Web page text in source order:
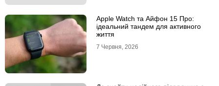
Apple Watch та Айфон 15 Про:
ідеальний тандем для активного
життя
7 Червня, 2026